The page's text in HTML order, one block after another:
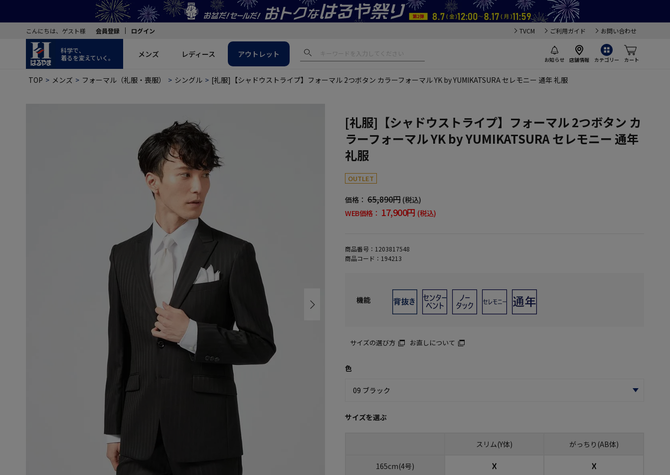
こんにちは、ゲスト様 会員登録 ログイン TVCM ご利用ガイド お問い合わせ
科学で、
着るを変えていく。
お知らせ 店舗情報 カテゴリー カート
メンズ レディース アウトレット
TOP メンズ フォーマル（礼服・喪服） シングル [礼服]【シャドウストライプ】フォーマル 2つボタン カラーフォーマル YK by YUMIKATSURA セレモニー 通年 礼服
[礼服]【シャドウストライプ】フォーマル 2つボタン カ
ラーフォーマル YK by YUMIKATSURA セレモニー 通年
礼服
OUTLET
価格： 65,890円 (税込)
WEB価格： 17,900円 (税込)
商品番号： 1203817548
商品コード： 194213
機能
サイズの選び方 お直しについて
色
サイズを選ぶ
スリム(Y体) がっちり(AB体)
165cm(4号) ☓ ☓